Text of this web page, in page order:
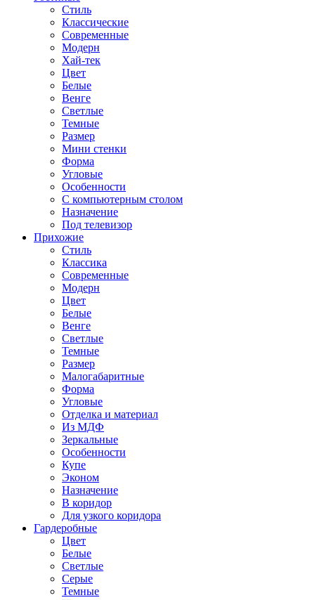
Стиль
Классические
Современные
Модерн
Хай-тек
Цвет
Белые
Венге
Светлые
Темные
Размер
Мини стенки
Форма
Угловые
Особенности
С компьютерным столом
Назначение
Под телевизор
Прихожие
Стиль
Классика
Современные
Модерн
Цвет
Белые
Венге
Светлые
Темные
Размер
Малогабаритные
Форма
Угловые
Отделка и материал
Из МДФ
Зеркальные
Особенности
Купе
Эконом
Назначение
В коридор
Для узкого коридора
Гардеробные
Цвет
Белые
Светлые
Серые
Темные